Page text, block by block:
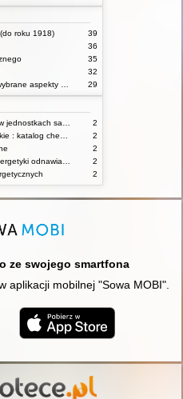
roku 1918)
39
36
35
32
29
2
2
2
2
2
ze swojego smartfona
aplikacji mobilnej "Sowa MOBI".